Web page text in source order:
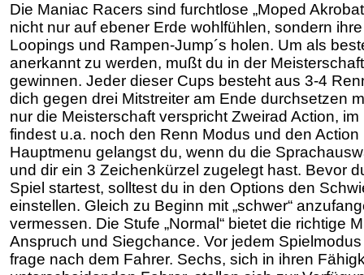
Die Maniac Racers sind furchtlose „Moped
nicht nur auf ebener Erde wohlfühlen, sondern
Loopings und Rampen-Jump´s holen. Um als
anerkannt zu werden, mußt du in der
gewinnen. Jeder dieser Cups besteht aus 3-4
dich gegen drei Mitstreiter am Ende durchsetzen
nur die Meisterschaft verspricht Zweirad Action,
findest u.a. noch den Renn Modus und den Action
Hauptmenu gelangst du, wenn du die
und dir ein 3 Zeichenkürzel zugelegt hast. Bevor
Spiel startest, solltest du in den Options den
einstellen. Gleich zu Beginn mit „schwer“
vermessen. Die Stufe „Normal“ bietet die richtige
Anspruch und Siegchance. Vor jedem
frage nach dem Fahrer. Sechs, sich in ihren